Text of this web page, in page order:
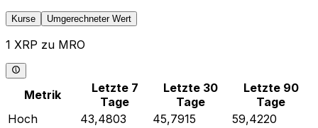
Kurse Umgerechneter Wert
1 XRP zu MRO
Metrik
Letzte 7
Tage
Letzte 30
Tage
Letzte 90
Tage
Hoch
43,4803 45,7915
59,4220